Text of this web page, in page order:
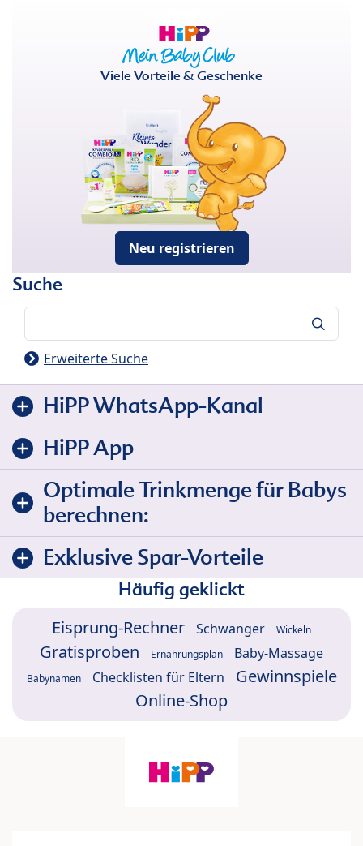
Viele Vorteile & Geschenke
Neu registrieren
Suche
Erweiterte Suche
HiPP WhatsApp-Kanal
HiPP App
Optimale Trinkmenge für Babys
berechnen:
Exklusive Spar-Vorteile
Häufig geklickt
Eisprung-Rechner Schwanger Wickeln
Gratisproben Ernährungsplan Baby-Massage
Babynamen Checklisten für Eltern
Gewinnspiele
Online-Shop